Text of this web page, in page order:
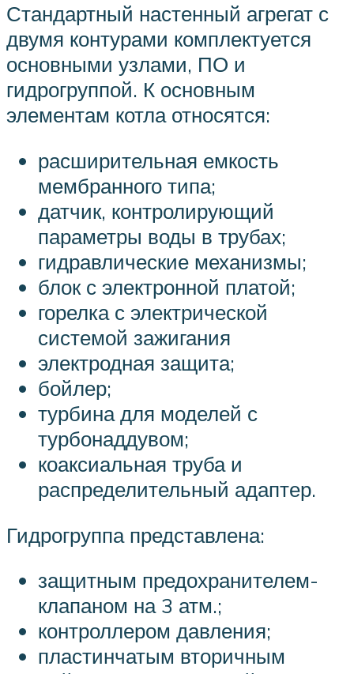
Стандартный настенный агрегат с
двумя контурами комплектуется
основными узлами, ПО и
гидрогруппой. К основным
элементам котла относятся:
расширительная емкость
мембранного типа;
датчик, контролирующий
параметры воды в трубах;
гидравлические механизмы;
блок с электронной платой;
горелка с электрической
системой зажигания
электродная защита;
бойлер;
турбина для моделей с
турбонаддувом;
коаксиальная труба и
распределительный адаптер.
Гидрогруппа представлена:
защитным предохранителем-
клапаном на 3 атм.;
контроллером давления;
пластинчатым вторичным